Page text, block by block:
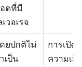
ตที่มี
เวอเรจ
ยปกติไม่
เป็น
การเปิด
ความเสี่